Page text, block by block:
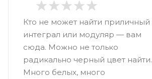
Кто не может найти приличный
интеграл или модуляр — вам
сюда. Можно не только
радикально черный цвет найти.
Много белых, много